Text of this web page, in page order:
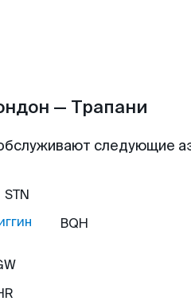
— Трапани
следующие
STN
BQH